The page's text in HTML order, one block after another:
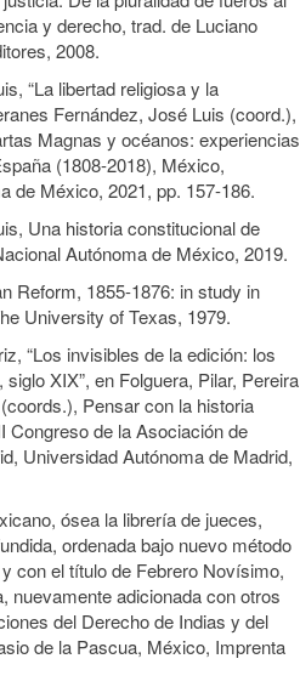
y derecho, trad. de Luciano
2008.
“La libertad religiosa y la
Fernández, José Luis (coord.),
Magnas y océanos: experiencias
(1808-2018), México,
de México, 2021, pp. 157-186.
Una historia constitucional de
Autónoma de México, 2019.
Reform, 1855-1876: in study in
University of Texas, 1979.
“Los invisibles de la edición: los
XIX”, en Folguera, Pilar, Pereira
Pensar con la historia
Congreso de la Asociación de
Universidad Autónoma de Madrid,
ósea la librería de jueces,
ordenada bajo nuevo método
con el título de Febrero Novísimo,
nuevamente adicionada con otros
del Derecho de Indias y del
de la Pascua, México, Imprenta